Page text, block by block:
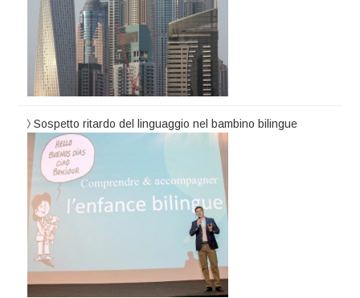
Sospetto ritardo del linguaggio nel bambino bilingue